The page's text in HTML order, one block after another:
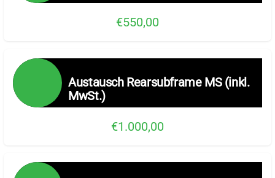
€550,00
Austausch Rearsubframe MS (inkl.
MwSt.)
€1.000,00